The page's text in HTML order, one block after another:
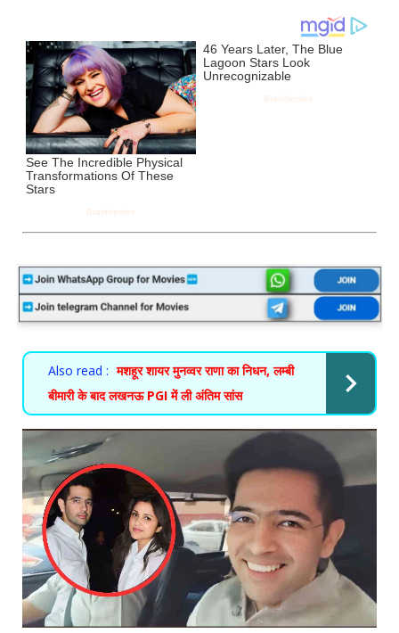
Also read : मशहूर शायर मुनव्वर राणा का निधन, लम्बी
बीमारी के बाद लखनऊ PGI में ली अंतिम सांस